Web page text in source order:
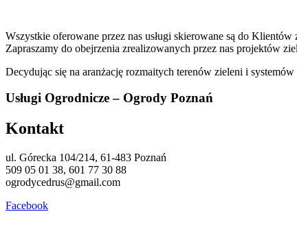
Wszystkie oferowane przez nas usługi skierowane są do
Zapraszamy do obejrzenia zrealizowanych przez nas projektów
Decydując się na aranżację rozmaitych terenów zieleni i
Usługi Ogrodnicze – Ogrody Poznań
Kontakt
ul. Górecka 104/214, 61-483 Poznań
509 05 01 38, 601 77 30 88
ogrodycedrus@gmail.com
Facebook